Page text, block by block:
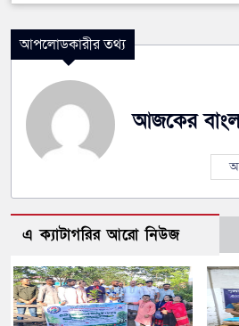
আপলোডকারীর তথ্য
আজকের
এ ক্যাটাগরির আরো নিউজ